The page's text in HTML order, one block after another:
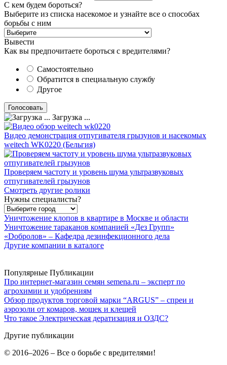
С кем будем бороться?
Выберите из списка насекомое и узнайте все о способах
борьбы с ним
Вывести
Как вы предпочитаете бороться с вредителями?
Самостоятельно
Обратится в специальную службу
Другое
Загрузка ...
Видео демонстрация отпугивателя грызунов и насекомых
weitech WK0220 (Бельгия)
Проверяем частоту и уровень шума ультразвуковых
отпугивателей грызунов
Смотреть другие ролики
Нужны специалисты?
Уничтожение клопов в квартире в Москве и области
Уничтожение тараканов компанией «Дез Групп»
«Dобролов» – Кафедра дезинфекционного дела
Другие компании в каталоге
Популярные Публикации
Про интернет-магазин семян semena.ru – эксперт по
агрохимии и удобрениям
Обзор продуктов торговой марки “ARGUS” – спреи и
аэрозоли от комаров, мошек и клещей
Что такое Электрическая дератизация и ОЗДС?
Другие публикации
© 2016–2026 – Все о борьбе с вредителями!